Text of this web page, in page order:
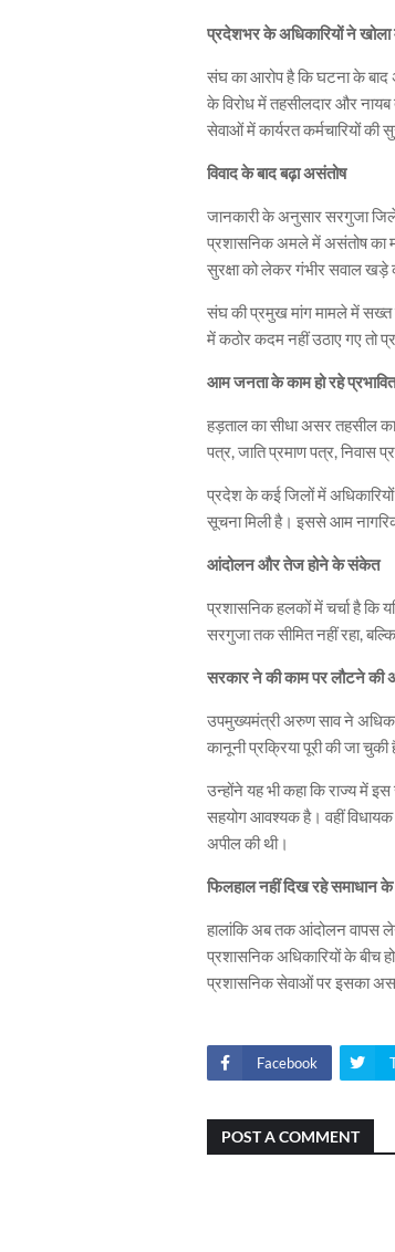
प्रदेशभर के अधिकारियों ने खोला
संघ का आरोप है कि घटना के बाद
के विरोध में तहसीलदार और
सेवाओं में कार्यरत कर्मचारियों की
विवाद के बाद बढ़ा असंतोष
जानकारी के अनुसार सरगुजा जिले
प्रशासनिक अमले में असंतोष का
सुरक्षा को लेकर गंभीर सवाल खड़े
संघ की प्रमुख मांग मामले में सख्त
में कठोर कदम नहीं उठाए गए तो
आम जनता के काम हो रहे प्रभावित
हड़ताल का सीधा असर तहसील
पत्र, जाति प्रमाण पत्र, निवास
प्रदेश के कई जिलों में
सूचना मिली है। इससे आम
आंदोलन और तेज होने के संकेत
प्रशासनिक हलकों में चर्चा है
सरगुजा तक सीमित नहीं रहा,
सरकार ने की काम पर लौटने की
उपमुख्यमंत्रीअरुण सावने
कानूनी प्रक्रिया पूरी की जा
उन्होंने यह भी कहा कि राज्य में
सहयोग आवश्यक है। वहीं विधायक
अपील की थी।
फिलहाल नहीं दिख रहे समाधान
हालांकि अब तक आंदोलन वापस
प्रशासनिक अधिकारियों के बीच
प्रशासनिक सेवाओं पर इसका
Facebook
POST A COMMENT